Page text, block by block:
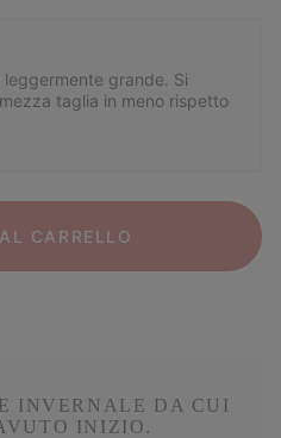
leggermente grande. Si
taglia in meno rispetto
CARRELLO
INVERNALE DA CUI
INIZIO.